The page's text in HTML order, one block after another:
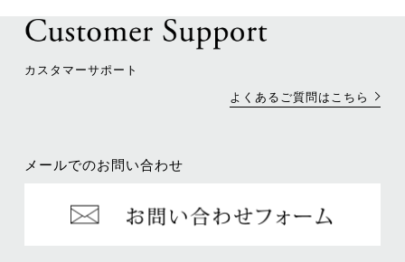
カスタマーサポート
よくあるご質問はこちら
メールでのお問い合わせ